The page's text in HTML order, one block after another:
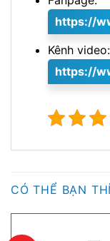
https://
Kênh video:
https://
CÓ THỂ BẠN